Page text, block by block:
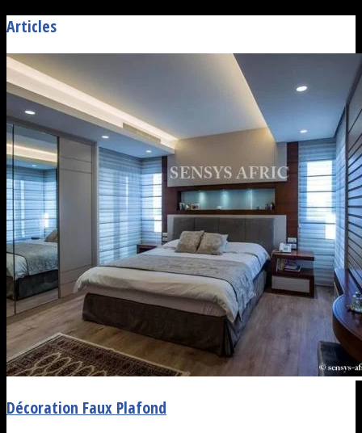
Articles
Décoration Faux Plafond